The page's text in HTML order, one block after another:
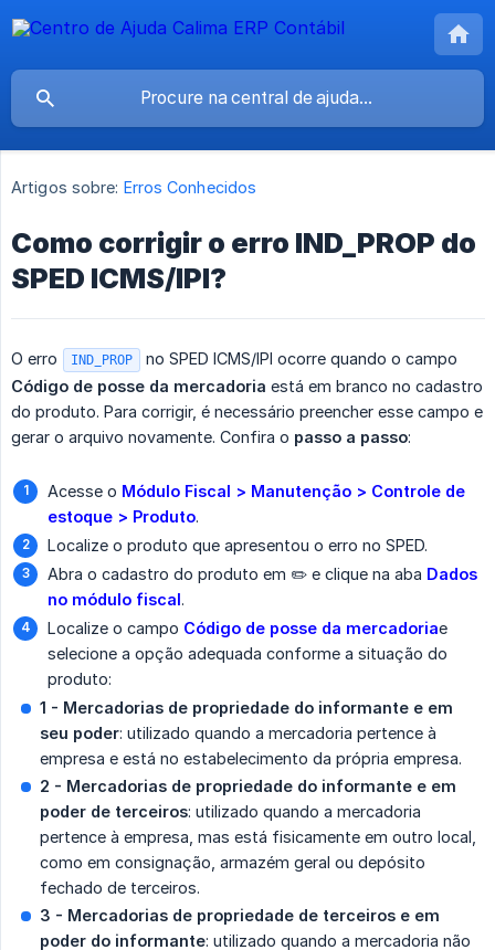
Artigos sobre: Erros Conhecidos
Como corrigir o erro IND_PROP do
SPED ICMS/IPI?
O erro IND_PROP
no SPED ICMS/IPI ocorre quando o campo
Código de posse da mercadoria está em branco no cadastro
do produto. Para corrigir, é necessário preencher esse campo e
gerar o arquivo novamente. Confira o passo a passo:
Acesse o Módulo Fiscal > Manutenção > Controle de
estoque > Produto.
Localize o produto que apresentou o erro no SPED.
Abra o cadastro do produto em ✏️ e clique na aba Dados
no módulo fiscal.
Localize o campo Código de posse da mercadoriae
selecione a opção adequada conforme a situação do
produto:
1 - Mercadorias de propriedade do informante e em
seu poder: utilizado quando a mercadoria pertence à
empresa e está no estabelecimento da própria empresa.
2 - Mercadorias de propriedade do informante e em
poder de terceiros: utilizado quando a mercadoria
pertence à empresa, mas está fisicamente em outro local,
como em consignação, armazém geral ou depósito
fechado de terceiros.
3 - Mercadorias de propriedade de terceiros e em
poder do informante: utilizado quando a mercadoria não